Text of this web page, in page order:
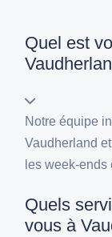
Quel est
Notre équipe
Vaudherland
les week-ends
Quels
vous à